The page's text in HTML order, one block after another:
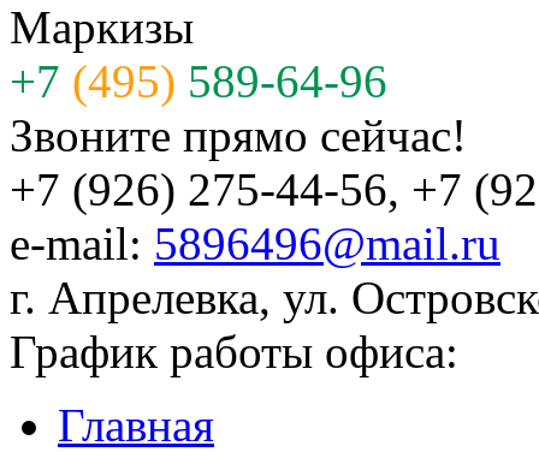
Маркизы
+7 (495) 589-64-96
Звоните прямо сейчас!
+7 (926) 275-44-56, +7
e-mail: 5896496@mail.ru
г. Апрелевка, ул.
График работы офиса:
Главная